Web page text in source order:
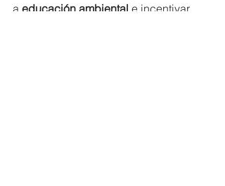
a educación ambiental e incentivar